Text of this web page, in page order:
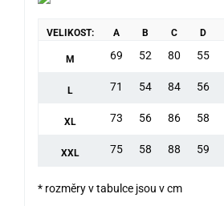
VELIKOST: A B C D
M 69 52 80 55
L 71 54 84 56
XL 73 56 86 58
XXL 75 58 88 59
* rozměry v tabulce jsou v cm